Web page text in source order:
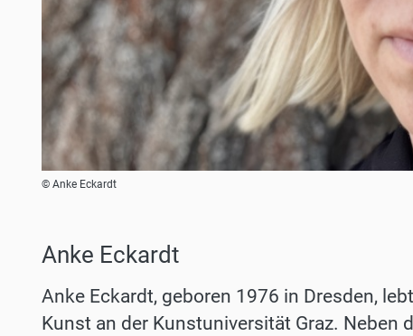
© Anke Eckardt
Anke Eckardt
Anke Eckardt, geboren 1976 in Dresden,
Kunst an der Kunstuniversität Graz.